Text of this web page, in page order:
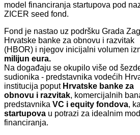
model financiranja startupova pod
ZICER seed fond.
Fond je nastao uz podršku Grada
Hrvatske banke za obnovu i razvitak
(HBOR) i njegov inicijalni volumen
milijun eura.
Na događaju se okupilo više od
sudionika - predstavnika vodećih
institucija poput Hrvatske banke za
obnovu i razvitak, komercijalnih
predstavnika VC i equity fondova,
startupova u potrazi za idealnim
financiranja.